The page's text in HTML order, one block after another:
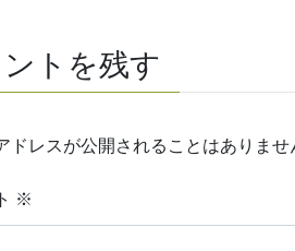
トを残す
ドレスが公開されることはありませ
※